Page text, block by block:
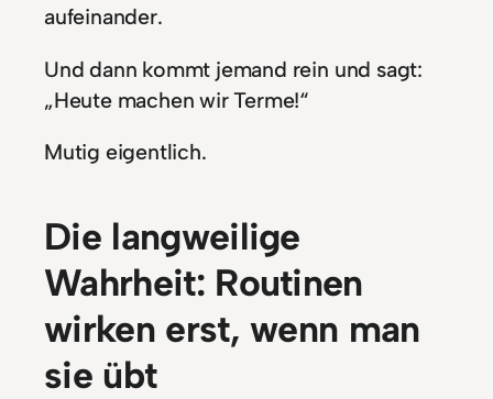
aufeinander.
Und dann kommt jemand rein und sagt:
„Heute machen wir Terme!“
Mutig eigentlich.
Die langweilige
Wahrheit: Routinen
wirken erst, wenn man
sie übt